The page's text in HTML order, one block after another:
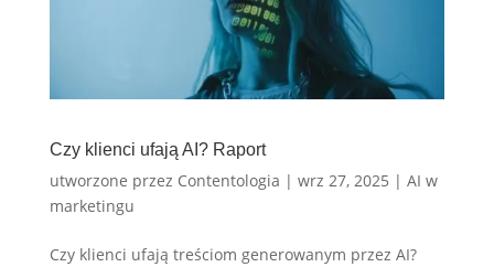
Czy klienci ufają AI? Raport
utworzone przez Contentologia | wrz 27, 2025 | AI w
marketingu
Czy klienci ufają treściom generowanym przez AI?